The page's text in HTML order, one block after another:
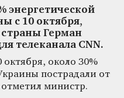
энергетической
с 10 октября,
страны Герман
телеканала CNN.
около 30%
пострадали от
министр.